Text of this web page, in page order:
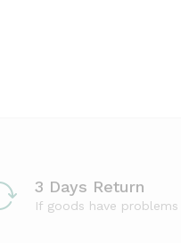
3 Days Return
If goods have problems